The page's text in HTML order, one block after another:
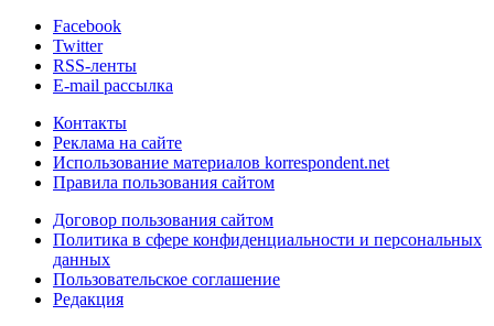
Facebook
Twitter
RSS-ленты
E-mail рассылка
Контакты
Реклама на сайте
Использование материалов korrespondent.net
Правила пользования сайтом
Договор пользования сайтом
Политика в сфере конфиденциальности и персональных
данных
Пользовательское соглашение
Редакция